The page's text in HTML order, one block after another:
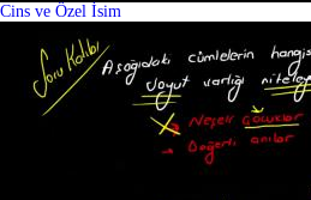
Cins ve Özel İsim